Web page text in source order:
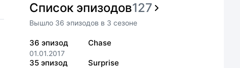
Список эпизодов127
Вышло 36 эпизодов в 3 сезоне
36 эпизод
01.01.2017
Chase
35 эпизод Surprise